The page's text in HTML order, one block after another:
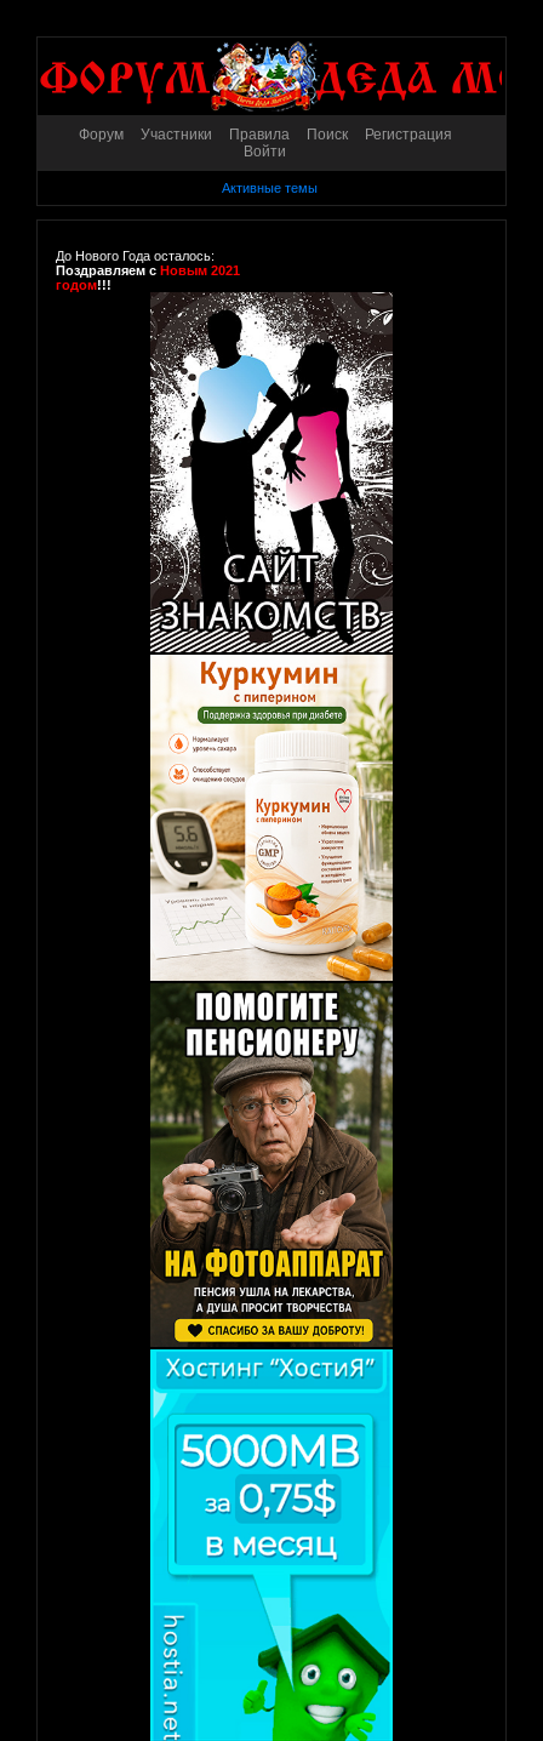
Форум Участники Правила Поиск
Регистрация
Войти
Активные темы
До Нового Года осталось:
Поздравляем с Новым 2021
годом!!!